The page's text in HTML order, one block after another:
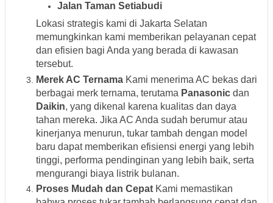
Jalan Taman Setiabudi
Lokasi strategis kami di Jakarta Selatan
memungkinkan kami memberikan pelayanan cepat
dan efisien bagi Anda yang berada di kawasan
tersebut.
Merek AC Ternama Kami menerima AC bekas dari
berbagai merk ternama, terutama Panasonic dan
Daikin, yang dikenal karena kualitas dan daya
tahan mereka. Jika AC Anda sudah berumur atau
kinerjanya menurun, tukar tambah dengan model
baru dapat memberikan efisiensi energi yang lebih
tinggi, performa pendinginan yang lebih baik, serta
mengurangi biaya listrik bulanan.
Proses Mudah dan Cepat Kami memastikan